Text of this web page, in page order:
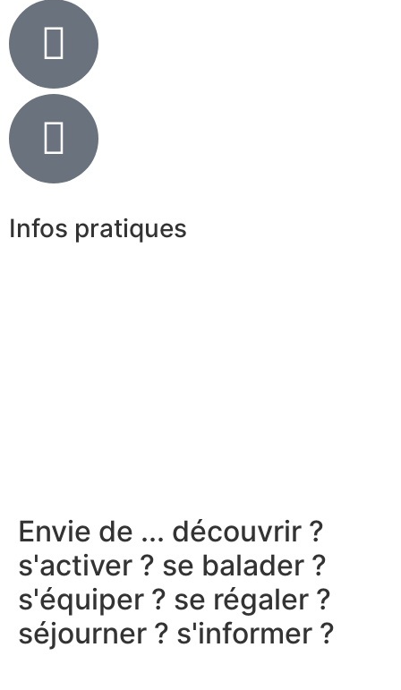
Infos pratiques
Envie de ... découvrir ?
s'activer ? se balader ?
s'équiper ? se régaler ?
séjourner ? s'informer ?